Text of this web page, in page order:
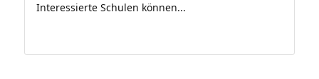
Interessierte Schulen können...